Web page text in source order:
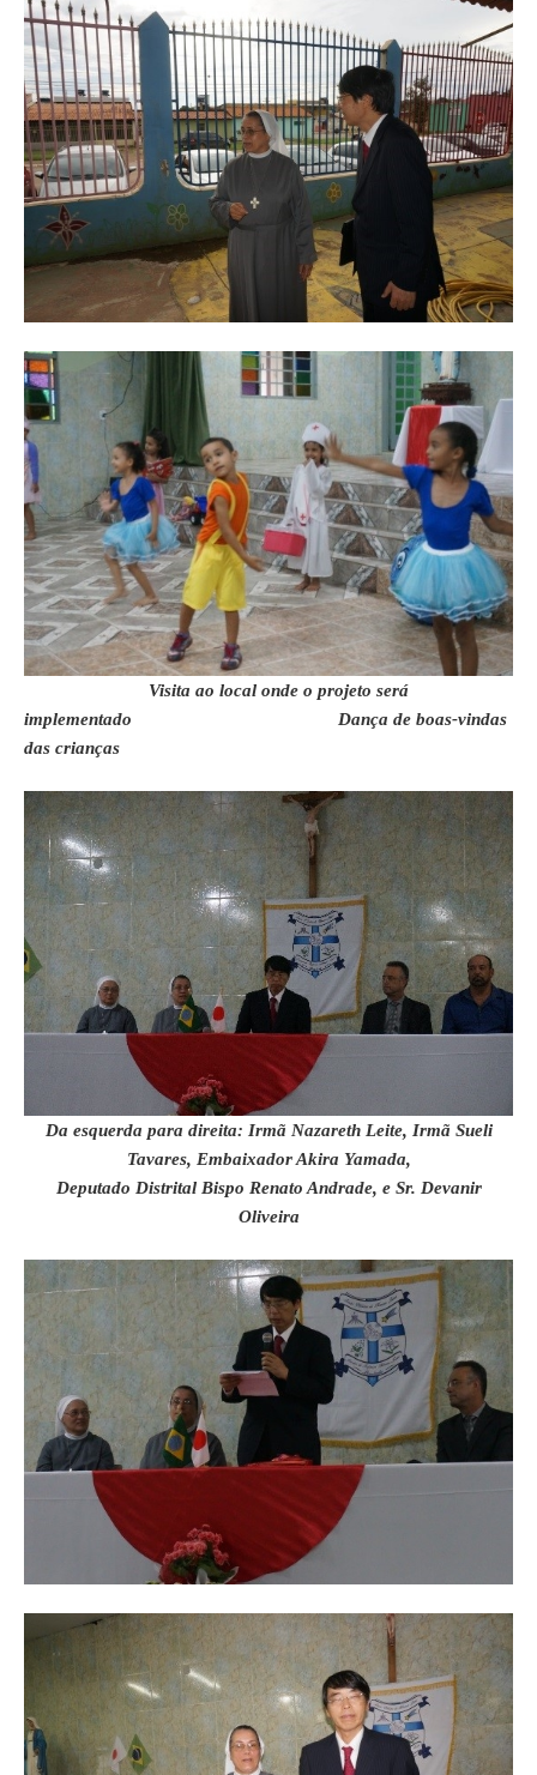
Visita ao local onde o projeto será
implementado Dança de boas-vindas
das crianças
Da esquerda para direita: Irmã Nazareth Leite, Irmã Sueli
Tavares, Embaixador Akira Yamada,
Deputado Distrital Bispo Renato Andrade, e Sr. Devanir
Oliveira